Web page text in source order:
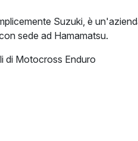
Suzuki, è
sede ad Hamamatsu.
di Motocross Enduro